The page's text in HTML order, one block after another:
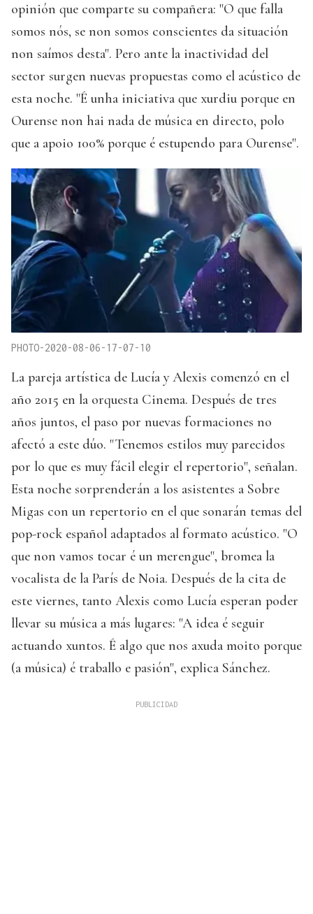
opinión que comparte su compañera: "O que falla
somos nós, se non somos conscientes da situación
non saímos desta". Pero ante la inactividad del
sector surgen nuevas propuestas como el acústico de
esta noche. "É unha iniciativa que xurdiu porque en
Ourense non hai nada de música en directo, polo
que a apoio 100% porque é estupendo para Ourense".
PHOTO-2020-08-06-17-07-10
La pareja artística de Lucía y Alexis comenzó en el
año 2015 en la orquesta Cinema. Después de tres
años juntos, el paso por nuevas formaciones no
afectó a este dúo. "Tenemos estilos muy parecidos
por lo que es muy fácil elegir el repertorio", señalan.
Esta noche sorprenderán a los asistentes a Sobre
Migas con un repertorio en el que sonarán temas del
pop-rock español adaptados al formato acústico. "O
que non vamos tocar é un merengue", bromea la
vocalista de la París de Noia. Después de la cita de
este viernes, tanto Alexis como Lucía esperan poder
llevar su música a más lugares: "A idea é seguir
actuando xuntos. É algo que nos axuda moito porque
(a música) é traballo e pasión", explica Sánchez.